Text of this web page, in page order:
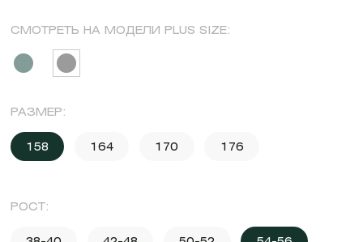
СМОТРЕТЬ НА МОДЕЛИ PLUS SIZE:
РАЗМЕР:
158 164 170 176
РОСТ: